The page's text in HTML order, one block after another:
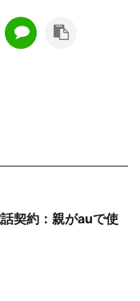
契約：親がauで使